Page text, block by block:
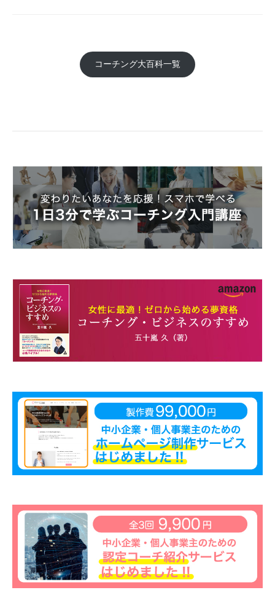
コーチング大百科一覧